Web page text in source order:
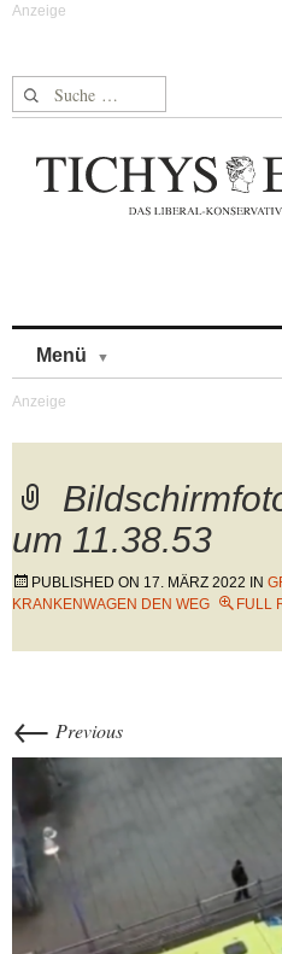
Suche nach:
Menü
um 11.38.53
PUBLISHED ON 17. MÄRZ 2022 IN
KRANKENWAGEN DEN WEG
FULL
← Previous